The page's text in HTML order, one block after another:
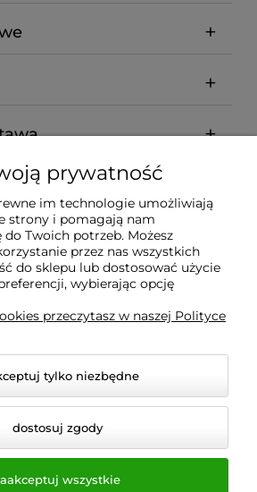
- Projekty Technologiczne -
- Serwis Sprzętu
Gdańsk - Trójmiasto - Pomorskie
prywatność
im technologie umożliwiają
strony i pomagają nam
Twoich potrzeb. Możesz
przez nas wszystkich
do sklepu lub dostosować użycie
wybierając opcję
przeczytasz w naszej Polityce
tylko niezbędne
dostosuj zgody
wszystkie